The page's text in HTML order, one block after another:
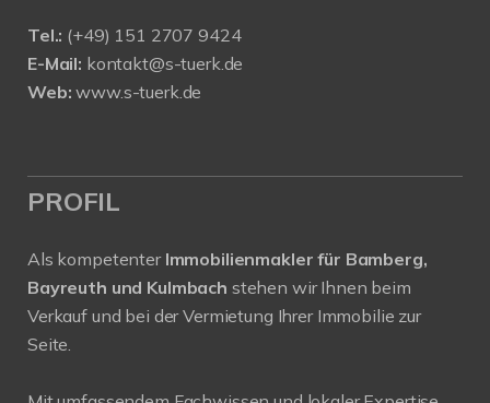
Tel.: (+49) 151 2707 9424
E-Mail: kontakt@s-tuerk.de
Web: www.s-tuerk.de
PROFIL
Als kompetenter Immobilienmakler für Bamberg,
Bayreuth und Kulmbach stehen wir Ihnen beim
Verkauf und bei der Vermietung Ihrer Immobilie zur
Seite.